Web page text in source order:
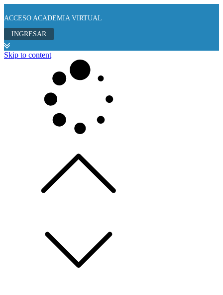
ACCESO ACADEMIA VIRTUAL
INGRESAR
Skip to content